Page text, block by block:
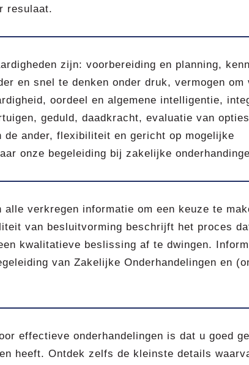
resulaat.
zijn: voorbereiding en planning,
en snel te denken onder druk, vermogen om
oordeel en algemene intelligentie,
geduld, daadkracht, evaluatie van
ander, flexibiliteit en gericht op mogelijke
onze begeleiding bij zakelijke
verkregen informatie om een keuze te
van besluitvorming beschrijft het proces
kwalitatieve beslissing af te dwingen.
van Zakelijke Onderhandelingen en
effectieve onderhandelingen is dat u goed
heeft. Ontdek zelfs de kleinste details